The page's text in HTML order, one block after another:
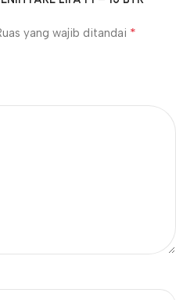
yang wajib ditandai *